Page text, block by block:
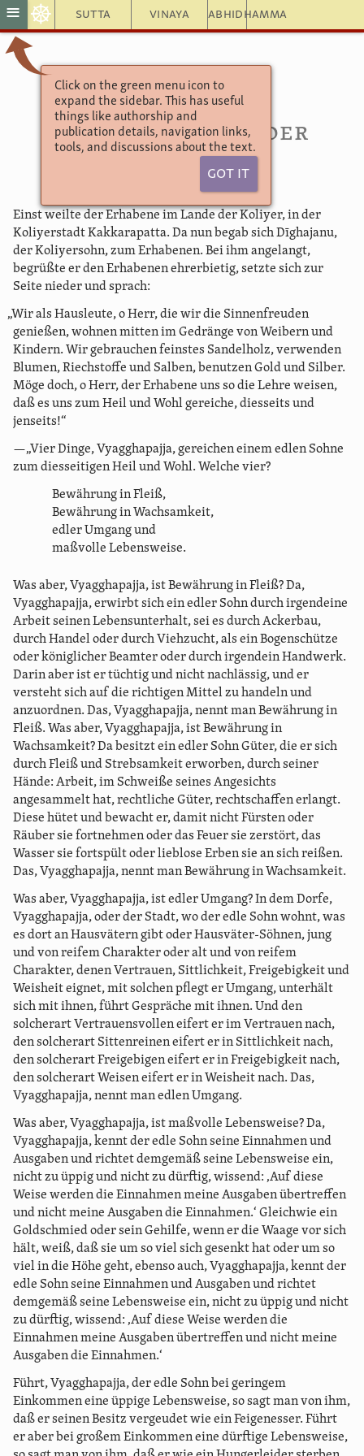
Sutta Vinaya Abhidhamma
≡ ☸
Click on the green menu icon to
expand the sidebar. This has useful
things like authorship and
publication details, navigation links,
tools, and discussions about the text.
Got It
Aṅguttara Nikāya
Das Achter-Buch
54. Grundlagen der
Wohlfahrt
Einst weilte der Erhabene im Lande der Koliyer, in der
Koliyerstadt Kakkarapatta. Da nun begab sich Dīghajanu,
der Koliyersohn, zum Erhabenen. Bei ihm angelangt,
begrüßte er den Erhabenen ehrerbietig, setzte sich zur
Seite nieder und sprach:
„Wir als Hausleute, o Herr, die wir die Sinnenfreuden
genießen, wohnen mitten im Gedränge von Weibern und
Kindern. Wir gebrauchen feinstes Sandelholz, verwenden
Blumen, Riechstoffe und Salben, benutzen Gold und Silber.
Möge doch, o Herr, der Erhabene uns so die Lehre weisen,
daß es uns zum Heil und Wohl gereiche, diesseits und
jenseits!“
—„Vier Dinge, Vyagghapajja, gereichen einem edlen Sohne
zum diesseitigen Heil und Wohl. Welche vier?
Bewährung in Fleiß,
Bewährung in Wachsamkeit,
edler Umgang und
maßvolle Lebensweise.
Was aber, Vyagghapajja, ist Bewährung in Fleiß? Da,
Vyagghapajja, erwirbt sich ein edler Sohn durch irgendeine
Arbeit seinen Lebensunterhalt, sei es durch Ackerbau,
durch Handel oder durch Viehzucht, als ein Bogenschütze
oder königlicher Beamter oder durch irgendein Handwerk.
Darin aber ist er tüchtig und nicht nachlässig, und er
versteht sich auf die richtigen Mittel zu handeln und
anzuordnen. Das, Vyagghapajja, nennt man Bewährung in
Fleiß. Was aber, Vyagghapajja, ist Bewährung in
Wachsamkeit? Da besitzt ein edler Sohn Güter, die er sich
durch Fleiß und Strebsamkeit erworben, durch seiner
Hände: Arbeit, im Schweiße seines Angesichts
angesammelt hat, rechtliche Güter, rechtschaffen erlangt.
Diese hütet und bewacht er, damit nicht Fürsten oder
Räuber sie fortnehmen oder das Feuer sie zerstört, das
Wasser sie fortspült oder lieblose Erben sie an sich reißen.
Das, Vyagghapajja, nennt man Bewährung in Wachsamkeit.
Was aber, Vyagghapajja, ist edler Umgang? In dem Dorfe,
Vyagghapajja, oder der Stadt, wo der edle Sohn wohnt, was
es dort an Hausvätern gibt oder Hausväter-Söhnen, jung
und von reifem Charakter oder alt und von reifem
Charakter, denen Vertrauen, Sittlichkeit, Freigebigkeit und
Weisheit eignet, mit solchen pflegt er Umgang, unterhält
sich mit ihnen, führt Gespräche mit ihnen. Und den
solcherart Vertrauensvollen eifert er im Vertrauen nach,
den solcherart Sittenreinen eifert er in Sittlichkeit nach,
den solcherart Freigebigen eifert er in Freigebigkeit nach,
den solcherart Weisen eifert er in Weisheit nach. Das,
Vyagghapajja, nennt man edlen Umgang.
Was aber, Vyagghapajja, ist maßvolle Lebensweise? Da,
Vyagghapajja, kennt der edle Sohn seine Einnahmen und
Ausgaben und richtet demgemäß seine Lebensweise ein,
nicht zu üppig und nicht zu dürftig, wissend: ‚Auf diese
Weise werden die Einnahmen meine Ausgaben übertreffen
und nicht meine Ausgaben die Einnahmen.‘ Gleichwie ein
Goldschmied oder sein Gehilfe, wenn er die Waage vor sich
hält, weiß, daß sie um so viel sich gesenkt hat oder um so
viel in die Höhe geht, ebenso auch, Vyagghapajja, kennt der
edle Sohn seine Einnahmen und Ausgaben und richtet
demgemäß seine Lebensweise ein, nicht zu üppig und nicht
zu dürftig, wissend: ‚Auf diese Weise werden die
Einnahmen meine Ausgaben übertreffen und nicht meine
Ausgaben die Einnahmen.‘
Führt, Vyagghapajja, der edle Sohn bei geringem
Einkommen eine üppige Lebensweise, so sagt man von ihm,
daß er seinen Besitz vergeudet wie ein Feigenesser. Führt
er aber bei großem Einkommen eine dürftige Lebensweise,